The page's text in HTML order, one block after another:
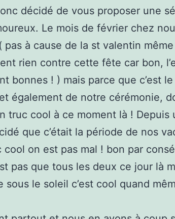
décidé de vous proposer une
Le mois de février chez
pas à cause de la st valentin
rien contre cette fête car bon,
bonnes ! ) mais parce que c’est
également de notre cérémonie,
truc cool à ce moment là ! Depuis
que c’était la période de nos
on est pas mal ! bon par
pas que tous les deux ce jour là
sous le soleil c’est cool quand